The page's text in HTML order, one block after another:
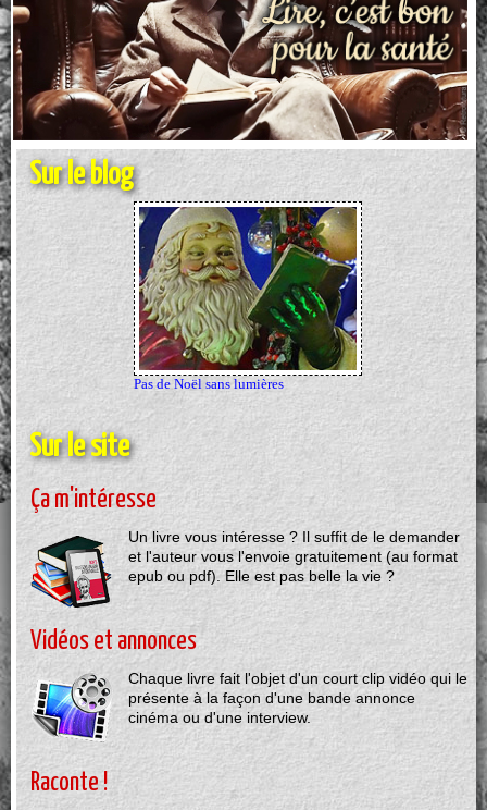
Sur le blog
Sur le site
Ça m'intéresse
Un livre vous intéresse ? Il suffit de le demander
et l'auteur vous l'envoie gratuitement (au format
epub ou pdf). Elle est pas belle la vie ?
Vidéos et annonces
Chaque livre fait l'objet d'un court clip vidéo qui le
présente à la façon d'une bande annonce
cinéma ou d'une interview.
Raconte !